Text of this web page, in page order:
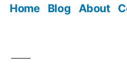
Home
Blog About